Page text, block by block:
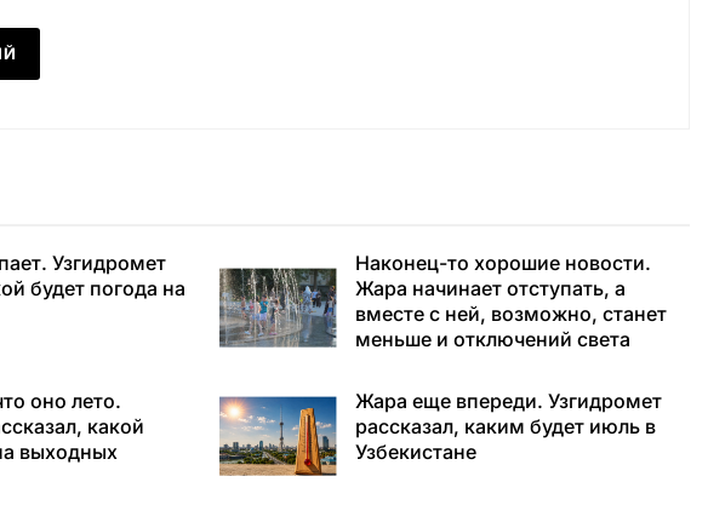
Узгидромет
будет погода на
Наконец-то хорошие новости.
Жара начинает отступать, а
вместе с ней, возможно, станет
меньше и отключений света
оно лето.
какой
выходных
Жара еще впереди. Узгидромет
рассказал, каким будет июль в
Узбекистане